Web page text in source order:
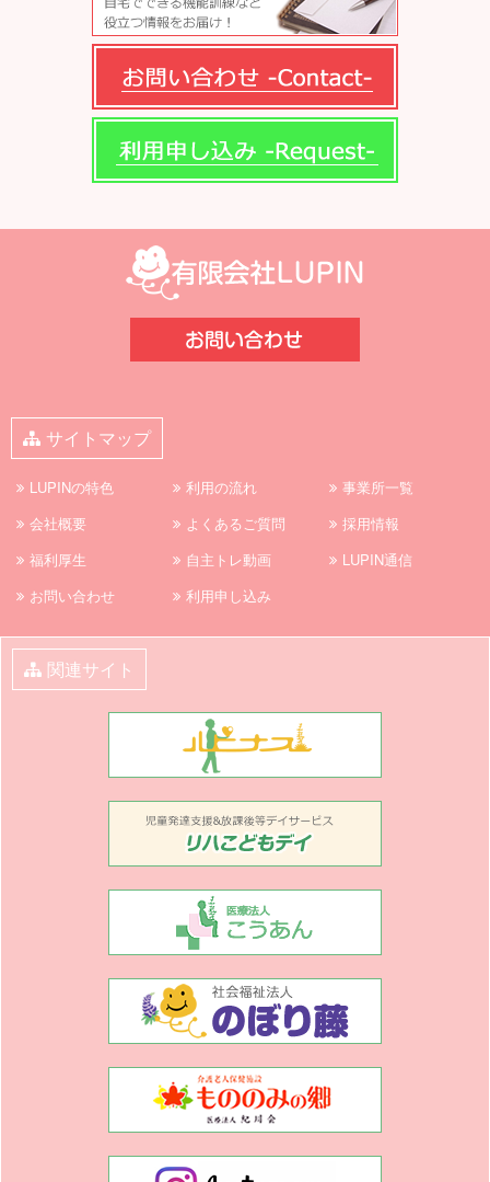
サイトマップ
LUPINの特色 利用の流れ
事業所一覧
会社概要
よくあるご質問
採用情報
福利厚生
自主トレ動画
LUPIN通信
お問い合わせ
利用申し込み
関連サイト